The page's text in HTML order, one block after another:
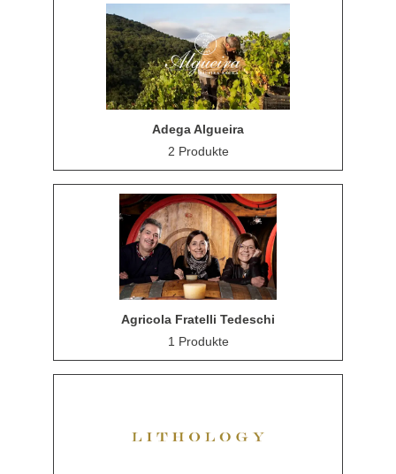
Adega Algueira
2 Produkte
Agricola Fratelli Tedeschi
1 Produkte